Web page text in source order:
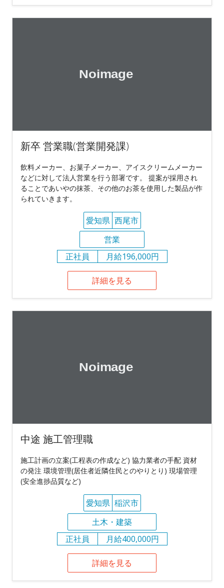
新卒 営業職(営業開発課)
飲料メーカー、お菓子メーカー、アイスクリームメーカー
などに対して法人営業を行う部署です。 提案が採用され
ることであいやの抹茶、その他のお茶を使用した製品が作
られていきます。
愛知県 西尾市
営業
正社員
月給196,000円
詳細を見る
中途 施工管理職
施工計画の立案(工程表の作成など) 協力業者の手配 資材
の発注 環境管理(居住者近隣住民とのやりとり) 現場管理
(安全進捗品質など)
愛知県 稲沢市
土木・建築
正社員
月給400,000円
詳細を見る